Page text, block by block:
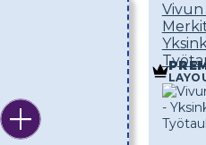
Vivun